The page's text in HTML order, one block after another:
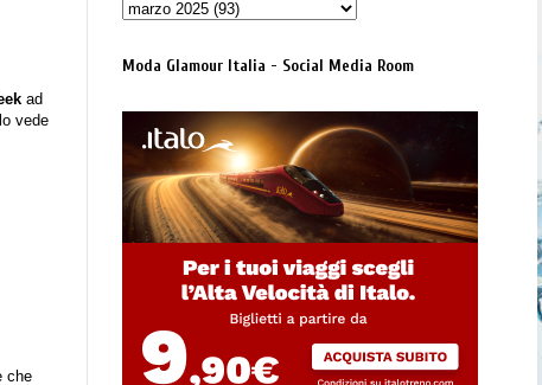
ad
vede
che
Moda Glamour Italia - Social Media Room